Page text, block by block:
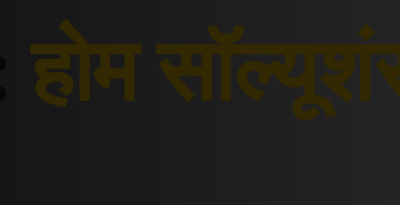
होम